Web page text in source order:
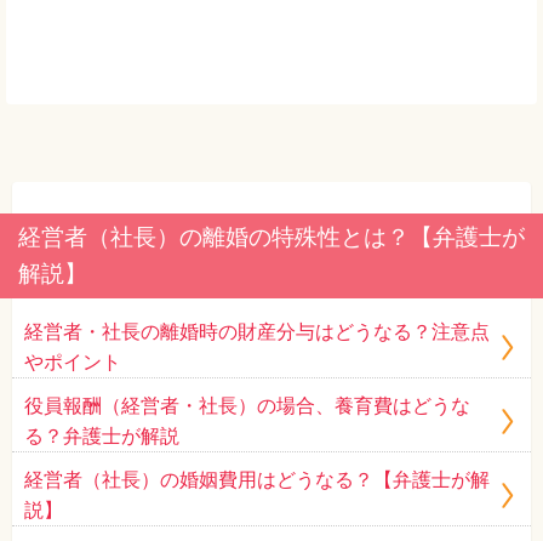
経営者（社長）の離婚の特殊性とは？【弁護士が
解説】
経営者・社長の離婚時の財産分与はどうなる？注意点
やポイント
役員報酬（経営者・社長）の場合、養育費はどうな
る？弁護士が解説
経営者（社長）の婚姻費用はどうなる？【弁護士が解
説】